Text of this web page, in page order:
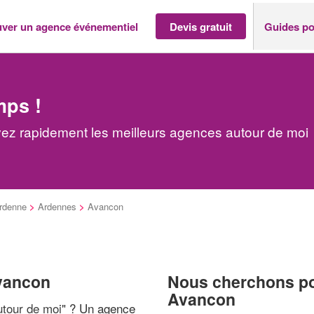
un agence événementiel Devis gratuit Guides
!
rapidement les meilleurs agences autour de moi
> Ardennes > Avancon
de moi" ? Un agence
Nous cherchons
Avancon